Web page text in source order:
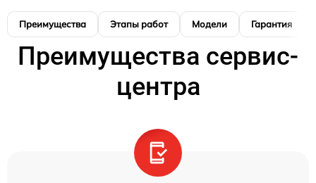
Преимущества Этапы работ Модели Гарантия
Преимущества сервис-
центра